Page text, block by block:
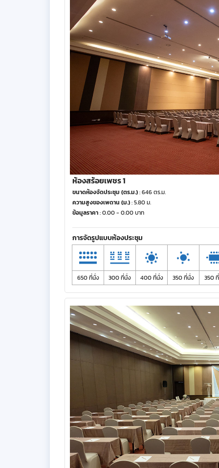
ห้องสร้อยเพชร 1
ขนาดห้องจัดประชุม (ตร.ม.): 646 ตร.ม.
ความสูงของเพดาน (ม.): 5.80 ม.
ข้อมูลราคา: 0.00 - 0.00 บาท
การจัดรูปแบบห้องประชุม
650 ที่นั่ง 300 ที่นั่ง 400 ที่นั่ง 350 ที่นั่ง 350